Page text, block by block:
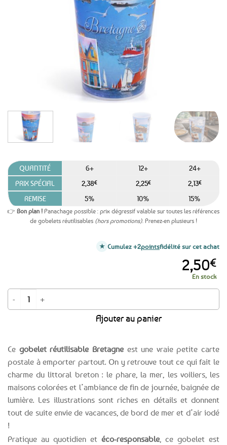
Ce gobelet réutilisable Bretagneest une vraie petite carte
postale à emporter partout. On y retrouve tout ce qui fait le
charme du littoral breton : le phare, la mer, les voiliers, les
maisons colorées et l’ambiance de fin de journée, baignée de
lumière. Les illustrations sont riches en détails et donnent
tout de suite envie de vacances, de bord de mer et d’air iodé
!
Pratique au quotidien et éco-responsable, ce gobelet est
QUANTITÉ 6+ 12+
24+
PRIX SPÉCIAL
2,38€ 2,25€ 2,13€
REMISE 5% 10% 15%
👉 Bon plan ! Panachage possible : prix dégressif valable sur toutes les références
de gobelets réutilisables (hors promotions) . Prenez-en plusieurs !
2,50€
En stock
quantité de Ecocup Gobelet réutilisable Paysages de Bretagne
Ajouter au panier
Cumulez +2pointsfidélité sur cet achat